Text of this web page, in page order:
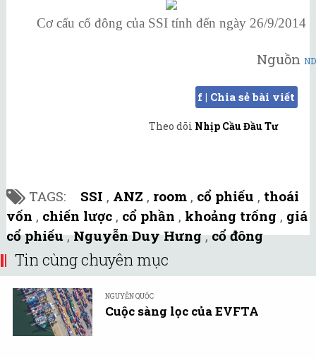
Cơ cấu cổ đông của SSI tính đến ngày 26/9/2014
Nguồn
f | Chia sẻ bài viết
Theo dõi Nhịp Cầu Đầu Tư
TAGS: SSI , ANZ , room , cổ phiếu , thoái
vốn , chiến lược , cổ phần , khoảng trống , giá
cổ phiếu,Nguyễn Duy Hưng,cổ đông
Tin cùng chuyên mục
NGUYỄN QUỐC
Cuộc sàng lọc của EVFTA